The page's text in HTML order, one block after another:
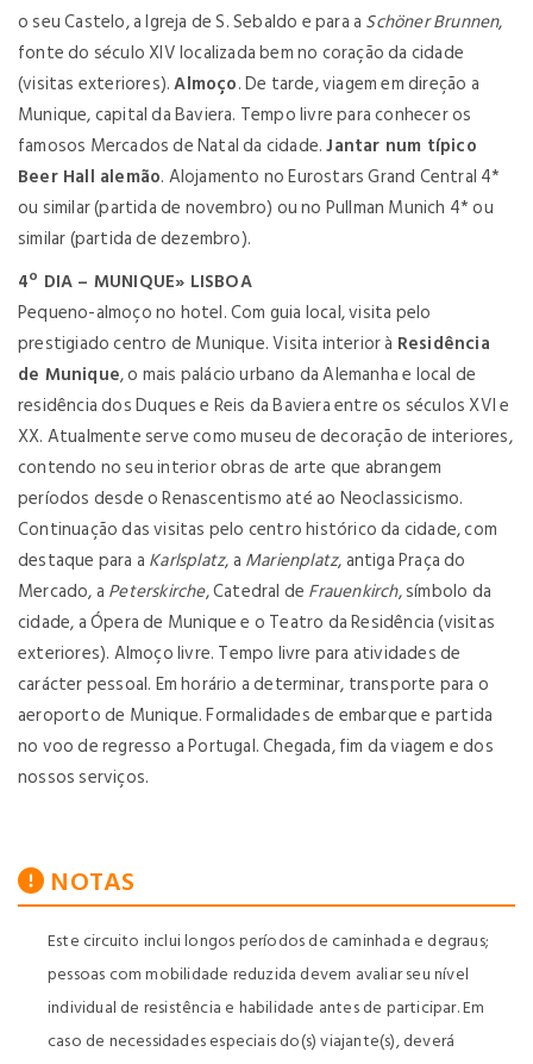
o seu Castelo, a Igreja de S. Sebaldo e para a Schöner Brunnen,
fonte do século XIV localizada bem no coração da cidade
(visitas exteriores).Almoço. De tarde, viagem em direção a
Munique, capital da Baviera. Tempo livre para conhecer os
famosos Mercados de Natal da cidade.Jantar num típico
Beer Hall alemão. Alojamento no Eurostars Grand Central 4*
ou similar (partida de novembro) ou no Pullman Munich 4* ou
similar (partida de dezembro).
4º DIA – MUNIQUE» LISBOA
Pequeno-almoço no hotel. Com guia local, visita pelo
prestigiado centro de Munique. Visita interior à Residência
de Munique, o mais palácio urbano da Alemanha e local de
residência dos Duques e Reis da Baviera entre os séculos XVI e
XX. Atualmente serve como museu de decoração de interiores,
contendo no seu interior obras de arte que abrangem
períodos desde o Renascentismo até ao Neoclassicismo.
Continuação das visitas pelo centro histórico da cidade, com
destaque para a Karlsplatz, a Marienplatz, antiga Praça do
Mercado, a Peterskirche, Catedral de Frauenkirch, símbolo da
cidade, a Ópera de Munique e o Teatro da Residência (visitas
exteriores). Almoço livre. Tempo livre para atividades de
carácter pessoal. Em horário a determinar, transporte para o
aeroporto de Munique. Formalidades de embarque e partida
no voo de regresso a Portugal. Chegada, fim da viagem e dos
nossos serviços.
NOTAS
Este circuito inclui longos períodos de caminhada e degraus;
pessoas com mobilidade reduzida devem avaliar seu nível
individual de resistência e habilidade antes de participar. Em
caso de necessidades especiais do(s) viajante(s), deverá